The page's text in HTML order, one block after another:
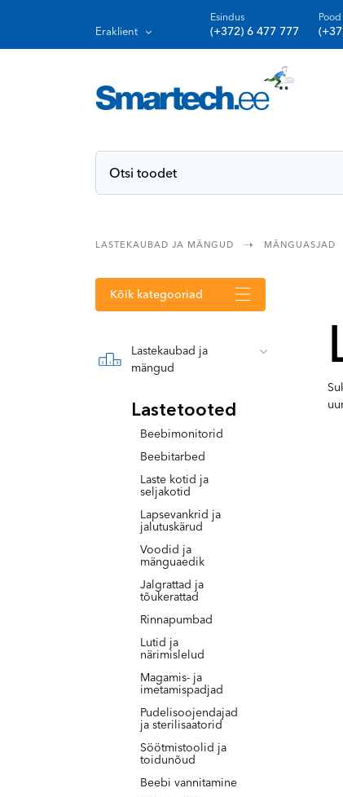
Eraklient
Esindus
(+372) 6 477 777
Pood
LASTEKAUBAD JA MÄNGUD MÄNGUASJAD
Kõik kategooriad
Lastekaubad ja
mängud
Lastetooted
Beebimonitorid
Beebitarbed
Laste kotid ja
seljakotid
Lapsevankrid ja
jalutuskärud
Voodid ja
mänguaedik
Jalgrattad ja
tõukerattad
Rinnapumbad
Lutid ja
närimislelud
Magamis- ja
imetamispadjad
Pudelisoojendajad
ja sterilisaatorid
Söötmistoolid ja
toidunõud
Beebi vannitamine